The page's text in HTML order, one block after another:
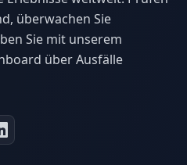
überwachen Sie
Sie mit unserem
über Ausfälle